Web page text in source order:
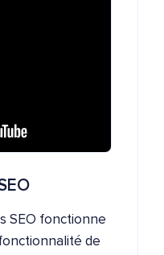
SEO fonctionne
de